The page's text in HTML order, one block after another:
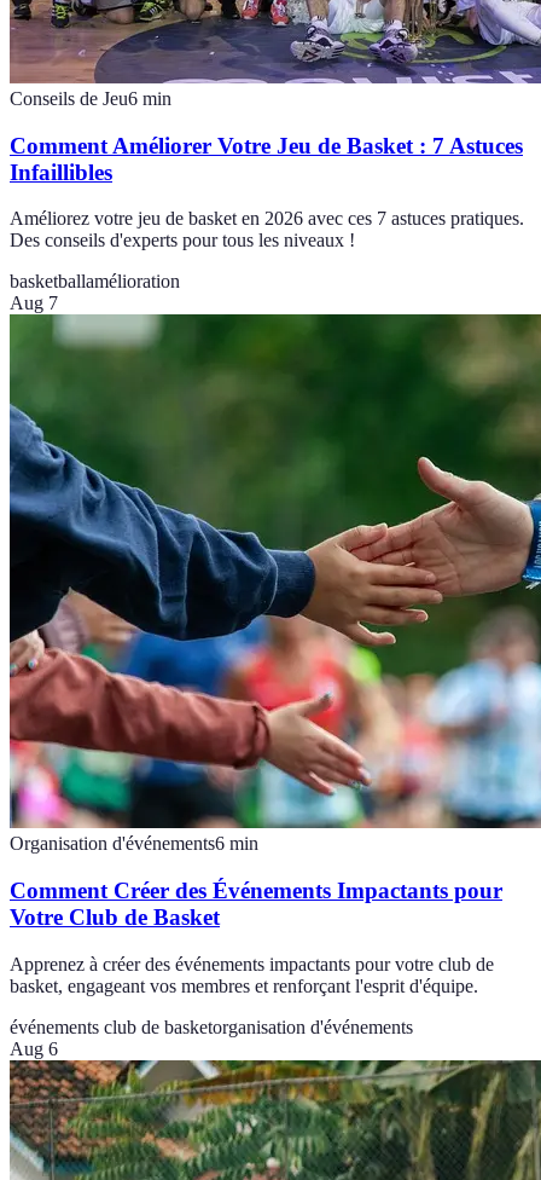
Conseils de Jeu6 min
Comment Améliorer Votre Jeu de Basket : 7 Astuces
Infaillibles
Améliorez votre jeu de basket en 2026 avec ces 7 astuces pratiques.
Des conseils d'experts pour tous les niveaux !
basketballamélioration
Aug 7
Organisation d'événements6 min
Comment Créer des Événements Impactants pour
Votre Club de Basket
Apprenez à créer des événements impactants pour votre club de
basket, engageant vos membres et renforçant l'esprit d'équipe.
événements club de basketorganisation d'événements
Aug 6